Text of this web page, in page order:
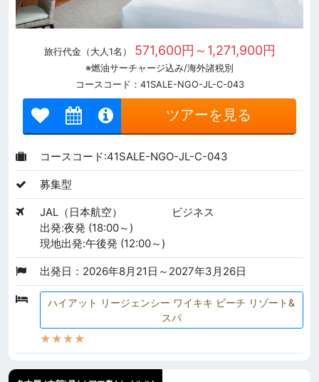
旅行代金（大人1名） 571,600円～1,271,900円
※燃油サーチャージ込み/海外諸税別
コースコード：41SALE-NGO-JL-C-043
ツアーを見る
コースコード:41SALE-NGO-JL-C-043
募集型
JAL（日本航空）
ビジネス
出発:夜発 (18:00～)
現地出発:午後発 (12:00～)
出発日：2026年8月21日～2027年3月26日
ハイアット リージェンシー ワイキキ ビーチ リゾート&
スパ
★★★★